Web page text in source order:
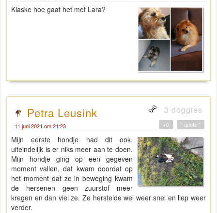
Klaske hoe gaat het met Lara?
Petra Leusink 3 doggies
11 juni 2021 om 21:23 " quote "
+0
Mijn eerste hondje had dit ook,
uiteindelijk is er niks meer aan te doen.
Mijn hondje ging op een gegeven
moment vallen, dat kwam doordat op
het moment dat ze in beweging kwam
de hersenen geen zuurstof meer
kregen en dan viel ze. Ze herstelde wel weer snel en liep weer
verder.